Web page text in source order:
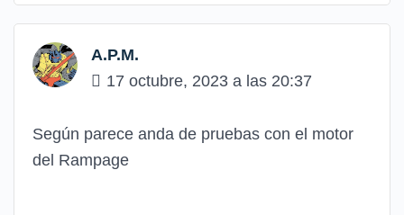
A.P.M.
17 octubre, 2023 a las 20:37
Según parece anda de pruebas con el motor
del Rampage